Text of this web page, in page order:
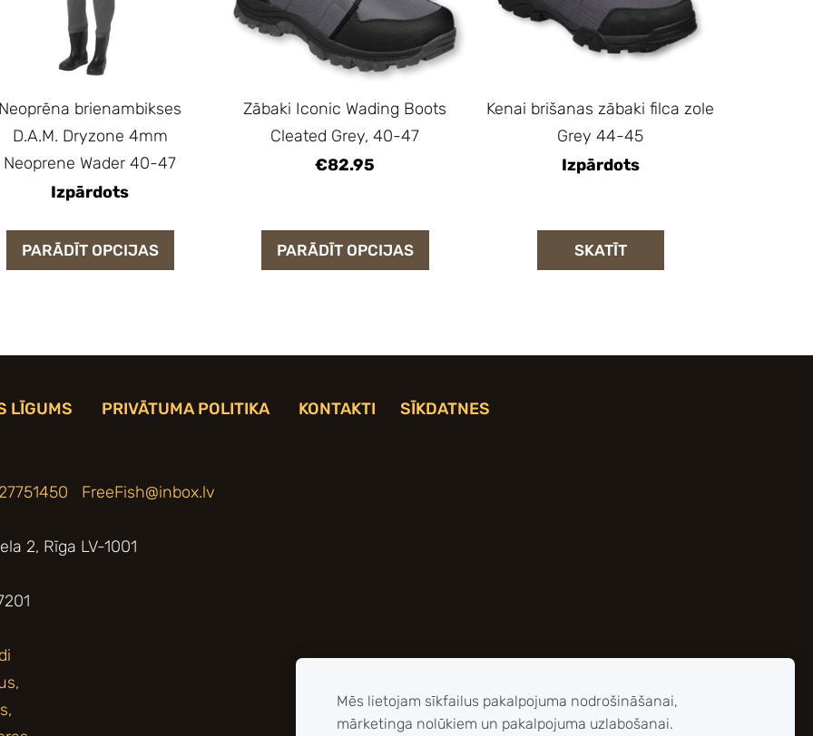
brienambikses
D.A.M. Dryzone 4mm
Neoprene Wader 40-47
Izpārdots
PARĀDĪT OPCIJAS
Zābaki Iconic Wading Boots
Cleated Grey, 40-47
€82.95
PARĀDĪT OPCIJAS
Kenai brišanas zābaki filca zole
Grey 44-45
Izpārdots
SKATĪT
LĪGUMS PRIVĀTUMA POLITIKA KONTAKTI SĪKDATNES
FreeFish@inbox.lv
2, Rīga LV-1001
Mēs lietojam sīkfailus pakalpojuma nodrošināšanai,
mārketinga nolūkiem un pakalpojuma uzlabošanai.